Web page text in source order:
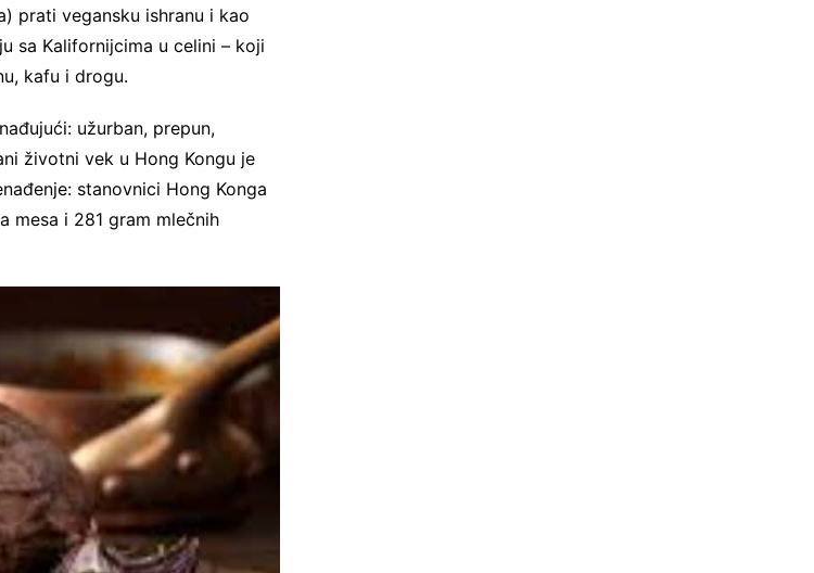
prati vegansku ishranu i kao
sa Kalifornijcima u celini – koji
kafu i drogu.
užurban, prepun,
životni vek u Hong Kongu je
stanovnici Hong Konga
mesa i 281 gram mlečnih